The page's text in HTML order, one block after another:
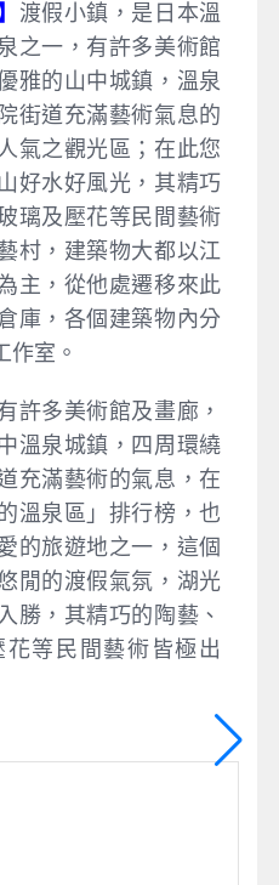
渡假小鎮，是日本溫
之一，有許多美術館
雅的山中城鎮，溫泉
街道充滿藝術氣息的
氣之觀光區；在此您
好水好風光，其精巧
璃及壓花等民間藝術
村，建築物大都以江
主，從他處遷移來此
庫，各個建築物內分
作室。
許多美術館及畫廊，
溫泉城鎮，四周環繞
充滿藝術的氣息，在
溫泉區」排行榜，也
的旅遊地之一，這個
閒的渡假氣氛，湖光
勝，其精巧的陶藝、
等民間藝術皆極出